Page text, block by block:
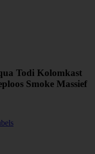
Todi Kolomkast
Smoke Massief